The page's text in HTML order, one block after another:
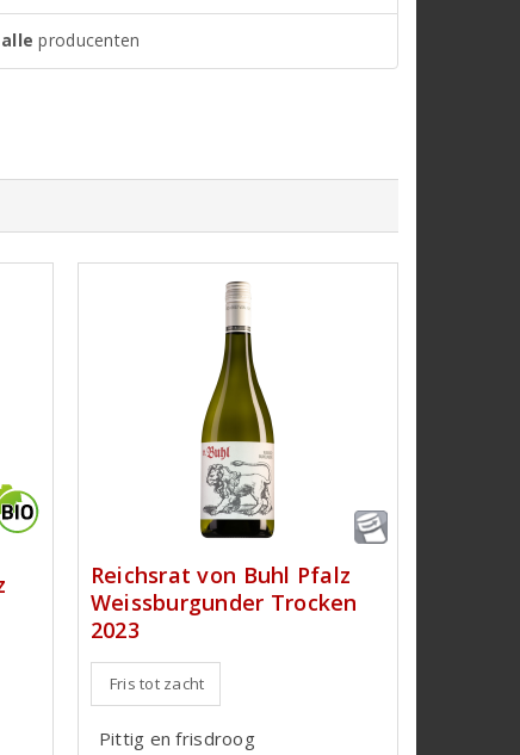
producenten
Reichsrat von Buhl Pfalz
Weissburgunder Trocken
2023
Fris tot zacht
Pittig en frisdroog